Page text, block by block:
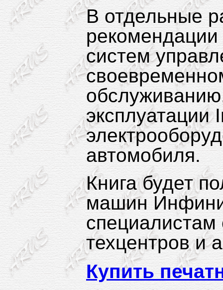
В отдельные
рекомендации
систем
эксплуатации
автомобиля.
Книга будет
машин
специалистам
техцентров и
Купить